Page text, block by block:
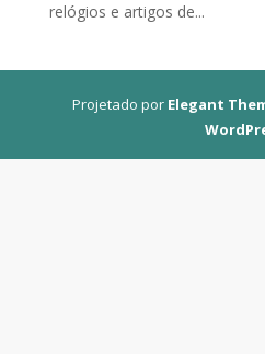
relógios e artigos de...
Projetado por Elegant